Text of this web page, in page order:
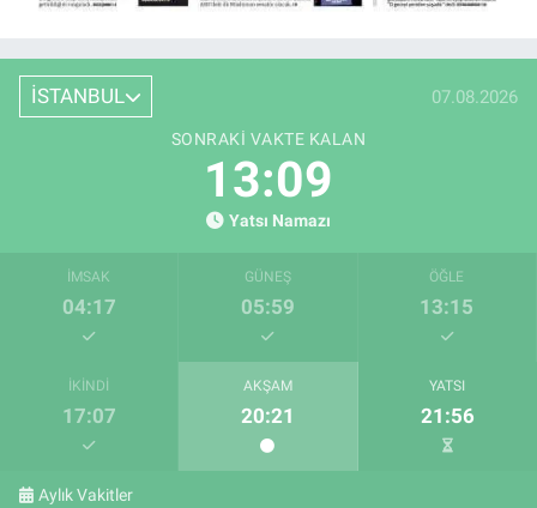
İSTANBUL 07.08.2026
SONRAKI VAKTE KALAN
13:08
Yatsı Namazı
İMSAK
04:17
GÜNEŞ
05:59
ÖĞLE
13:15
İKINDI
17:07
AKŞAM
20:21
YATSI
21:56
Aylık Vakitler